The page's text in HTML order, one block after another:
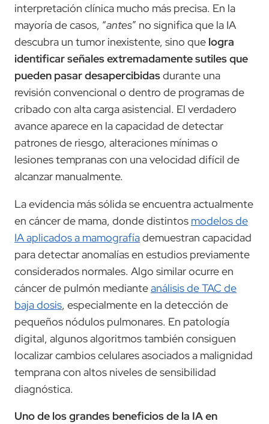
interpretación clínica mucho más precisa. En la
mayoría de casos, “antes” no significa que la IA
descubra un tumor inexistente, sino que logra
identificar señales extremadamente sutiles que
pueden pasar desapercibidasdurante una
revisión convencional o dentro de programas de
cribado con alta carga asistencial. El verdadero
avance aparece en la capacidad de detectar
patrones de riesgo, alteraciones mínimas o
lesiones tempranas con una velocidad difícil de
alcanzar manualmente.
La evidencia más sólida se encuentra actualmente
en cáncer de mama, donde distintos modelos de
IA aplicados a mamografíademuestran capacidad
para detectar anomalías en estudios previamente
considerados normales. Algo similar ocurre en
cáncer de pulmón medianteanálisis de TAC de
baja dosis, especialmente en la detección de
pequeños nódulos pulmonares. En patología
digital, algunos algoritmos también consiguen
localizar cambios celulares asociados a malignidad
temprana con altos niveles de sensibilidad
diagnóstica.
Uno de los grandes beneficios de la IA en